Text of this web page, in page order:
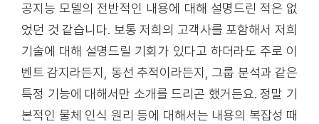
공지능 모델의 전반적인 내용에 대해 설명드린 적은 없
었던 것 같습니다. 보통 저희의 고객사를 포함해서 저희
기술에 대해 설명드릴 기회가 있다고 하더라도 주로 이
벤트 감지라든지, 동선 추적이라든지, 그룹 분석과 같은
특정 기능에 대해서만 소개를 드리곤 했거든요. 정말 기
본적인 물체 인식 원리 등에 대해서는 내용의 복잡성 때